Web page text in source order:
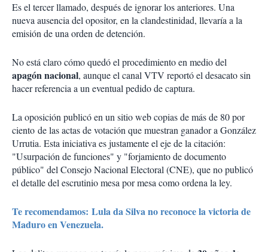
Es el tercer llamado, después de ignorar los anteriores. Una
nueva ausencia del opositor, en la clandestinidad, llevaría a la
emisión de una orden de detención.
No está claro cómo quedó el procedimiento en medio del
apagón nacional, aunque el canal VTV reportó el desacato sin
hacer referencia a un eventual pedido de captura.
La oposición publicó en un sitio web copias de más de 80 por
ciento de las actas de votación que muestran ganador a González
Urrutia. Esta iniciativa es justamente el eje de la citación:
"Usurpación de funciones" y "forjamiento de documento
público" del Consejo Nacional Electoral (CNE), que no publicó
el detalle del escrutinio mesa por mesa como ordena la ley.
Te recomendamos: Lula da Silva no reconoce la victoria de
Maduro en Venezuela.